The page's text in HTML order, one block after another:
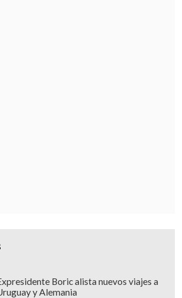
Boric alista nuevos viajes a
y Alemania